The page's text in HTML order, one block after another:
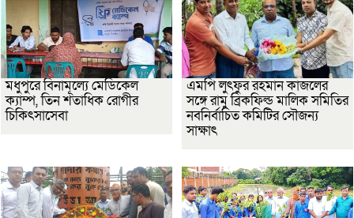
মধুপুরে বিনামূল্যে মেডিকেল
ক্যাম্প, তিন শতাধিক রোগীর
চিকিৎসাসেবা
এমপি লুৎফুর রহমান কাজলের
সঙ্গে রামু ব্রিকফিল্ড মালিক সমিতির
নবনির্বাচিত কমিটির সৌজন্য
সাক্ষাৎ